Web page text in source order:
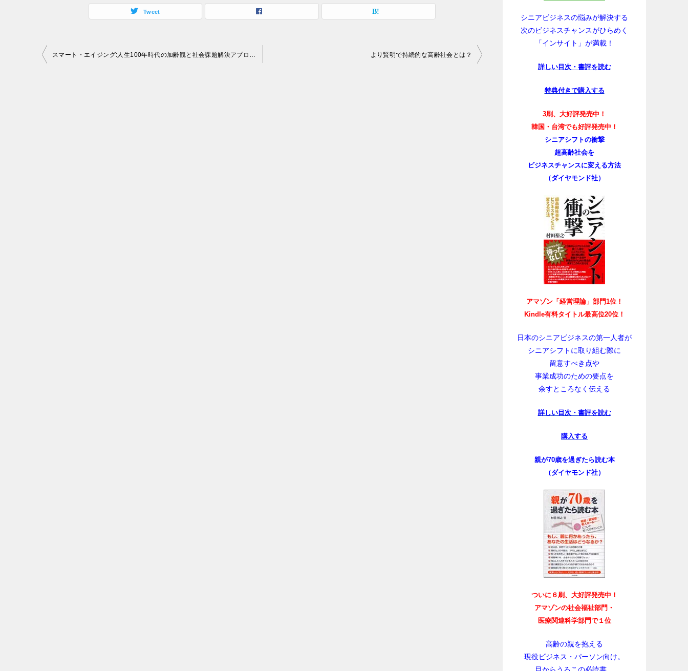
Tweet
投
スマート・エイジング:人生100年時代の加齢観と社会課題解決アプローチ より賢明で持続的な高齢社会とは？
シニアビジネスの悩みが解決する
次のビジネスチャンスがひらめく
「インサイト」が満載！
詳しい目次・書評を読む
特典付きで購入する
3刷、大好評発売中！
韓国・台湾でも好評発売中！
シニアシフトの衝撃
超高齢社会を
ビジネスチャンスに変える方法
（ダイヤモンド社）
アマゾン「経営理論」部門1位！
Kindle有料タイトル最高位20位！
日本のシニアビジネスの第一人者が
シニアシフトに取り組む際に
留意すべき点や
事業成功のための要点を
余すところなく伝える
詳しい目次・書評を読む
購入する
親が70歳を過ぎたら読む本
（ダイヤモンド社）
ついに６刷、大好評発売中！
アマゾンの社会福祉部門・
医療関連科学部門で１位
高齢の親を抱える
現役ビジネス・パーソン向け。
目からうろこの必読書。